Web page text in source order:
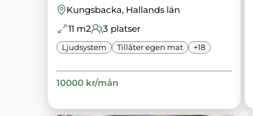
Kungsbacka, Hallands län
11 m2 3 platser
Ljudsystem Tillåter egen mat +18
10000kr/mån